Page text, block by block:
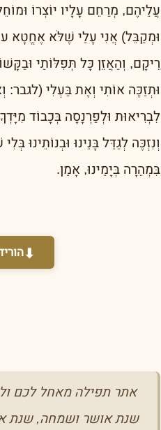
עֲלֵיהֶם, מְרַחֵם עָלָיו יוֹצְרוֹ
וּמְקַבֵּל) אֲנִי עָלַי שֶׁלֹּא אֶחֱטָא
רֵיקָם, וְהַאֲזֵן כָּל תְּפִלּוֹתַי
וּתְזַכֶּה אוֹתִי וְאֶת בַּעְלִי
לִבְרִיאוּת וּלְפַרְנָסָה בְּכָבוֹד
וְנִזְכֶּה לְגַדֵּל בָּנֵינוּ וּבְנוֹתֵינוּ
בִּמְהֵרָה בְּיָמֵינוּ, אָמֵן.
⬇
אתר תפילה מאחל לכם
שנת אושר ושמחה, שנת